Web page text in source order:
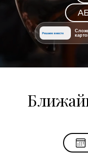
Решаем вместе